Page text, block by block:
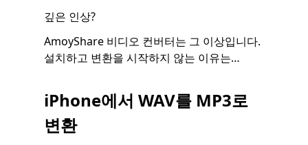
깊은 인상?
AmoyShare 비디오 컨버터는 그 이상입니다.
설치하고 변환을 시작하지 않는 이유는…
iPhone에서 WAV를 MP3로
변환